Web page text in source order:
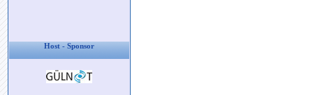
Host - Sponsor